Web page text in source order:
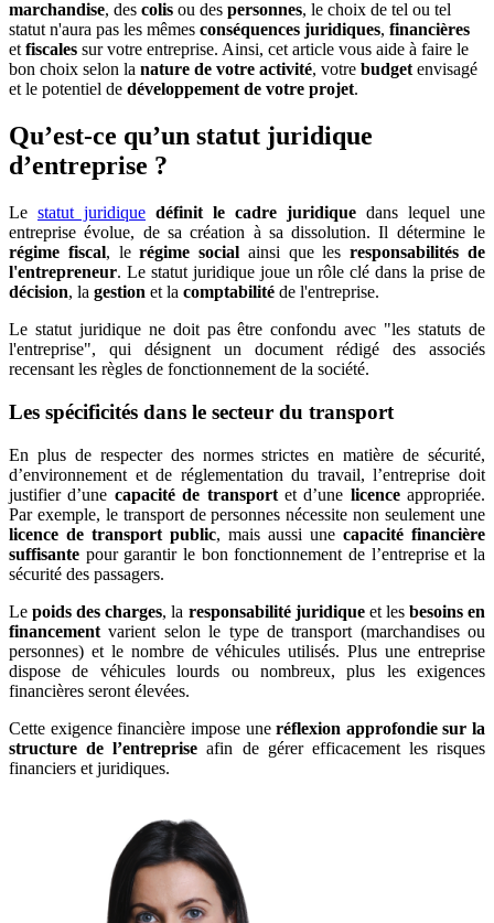
marchandise, des colis ou des personnes, le choix de tel ou tel
statut n'aura pas les mêmes conséquences juridiques, financières
et fiscales sur votre entreprise. Ainsi, cet article vous aide à faire le
bon choix selon la nature de votre activité, votre budget envisagé
et le potentiel de développement de votre projet.
Qu’est-ce qu’un statut juridique
d’entreprise ?
Le statut juridique définit le cadre juridique dans lequel une
entreprise évolue, de sa création à sa dissolution. Il détermine le
régime fiscal, lerégime social ainsi que lesresponsabilités de
l'entrepreneur. Le statut juridique joue un rôle clé dans la prise de
décision, la gestion et la comptabilité de l'entreprise.
Le statut juridique ne doit pas être confondu avec "les statuts de
l'entreprise", qui désignent un document rédigé des associés
recensant les règles de fonctionnement de la société.
Les spécificités dans le secteur du transport
En plus de respecter des normes strictes en matière de sécurité,
d’environnement et de réglementation du travail, l’entreprise doit
justifier d’une capacité de transportet d’une licenceappropriée.
Par exemple, le transport de personnes nécessite non seulement une
licence de transport public, mais aussi une capacité financière
suffisante pour garantir le bon fonctionnement de l’entreprise et la
sécurité des passagers.
Lepoids des charges, la responsabilité juridiqueet les besoins en
financement varient selon le type de transport (marchandises ou
personnes) et le nombre de véhicules utilisés. Plus une entreprise
dispose de véhicules lourds ou nombreux, plus les exigences
financières seront élevées.
Cette exigence financière impose uneréflexion approfondie sur la
structure de l’entreprise afin de gérer efficacement les risques
financiers et juridiques.